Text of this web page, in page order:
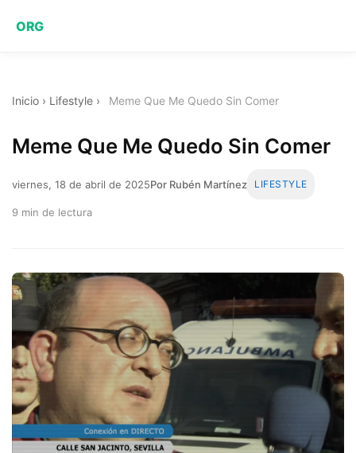
ORG
Inicio › Lifestyle › Meme Que Me Quedo Sin Comer
Meme Que Me Quedo Sin Comer
viernes, 18 de abril de 2025Por Rubén Martínez LIFESTYLE
9 min de lectura